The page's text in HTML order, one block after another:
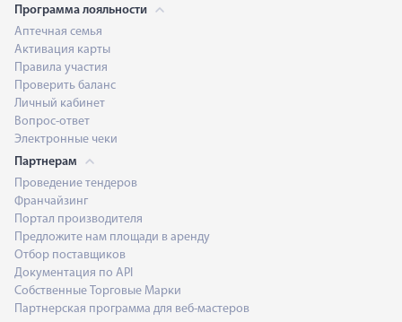
Программа лояльности
Аптечная семья
Активация карты
Правила участия
Проверить баланс
Личный кабинет
Вопрос-ответ
Электронные чеки
Партнерам
Проведение тендеров
Франчайзинг
Портал производителя
Предложите нам площади в аренду
Отбор поставщиков
Документация по API
Собственные Торговые Марки
Партнерская программа для веб-мастеров